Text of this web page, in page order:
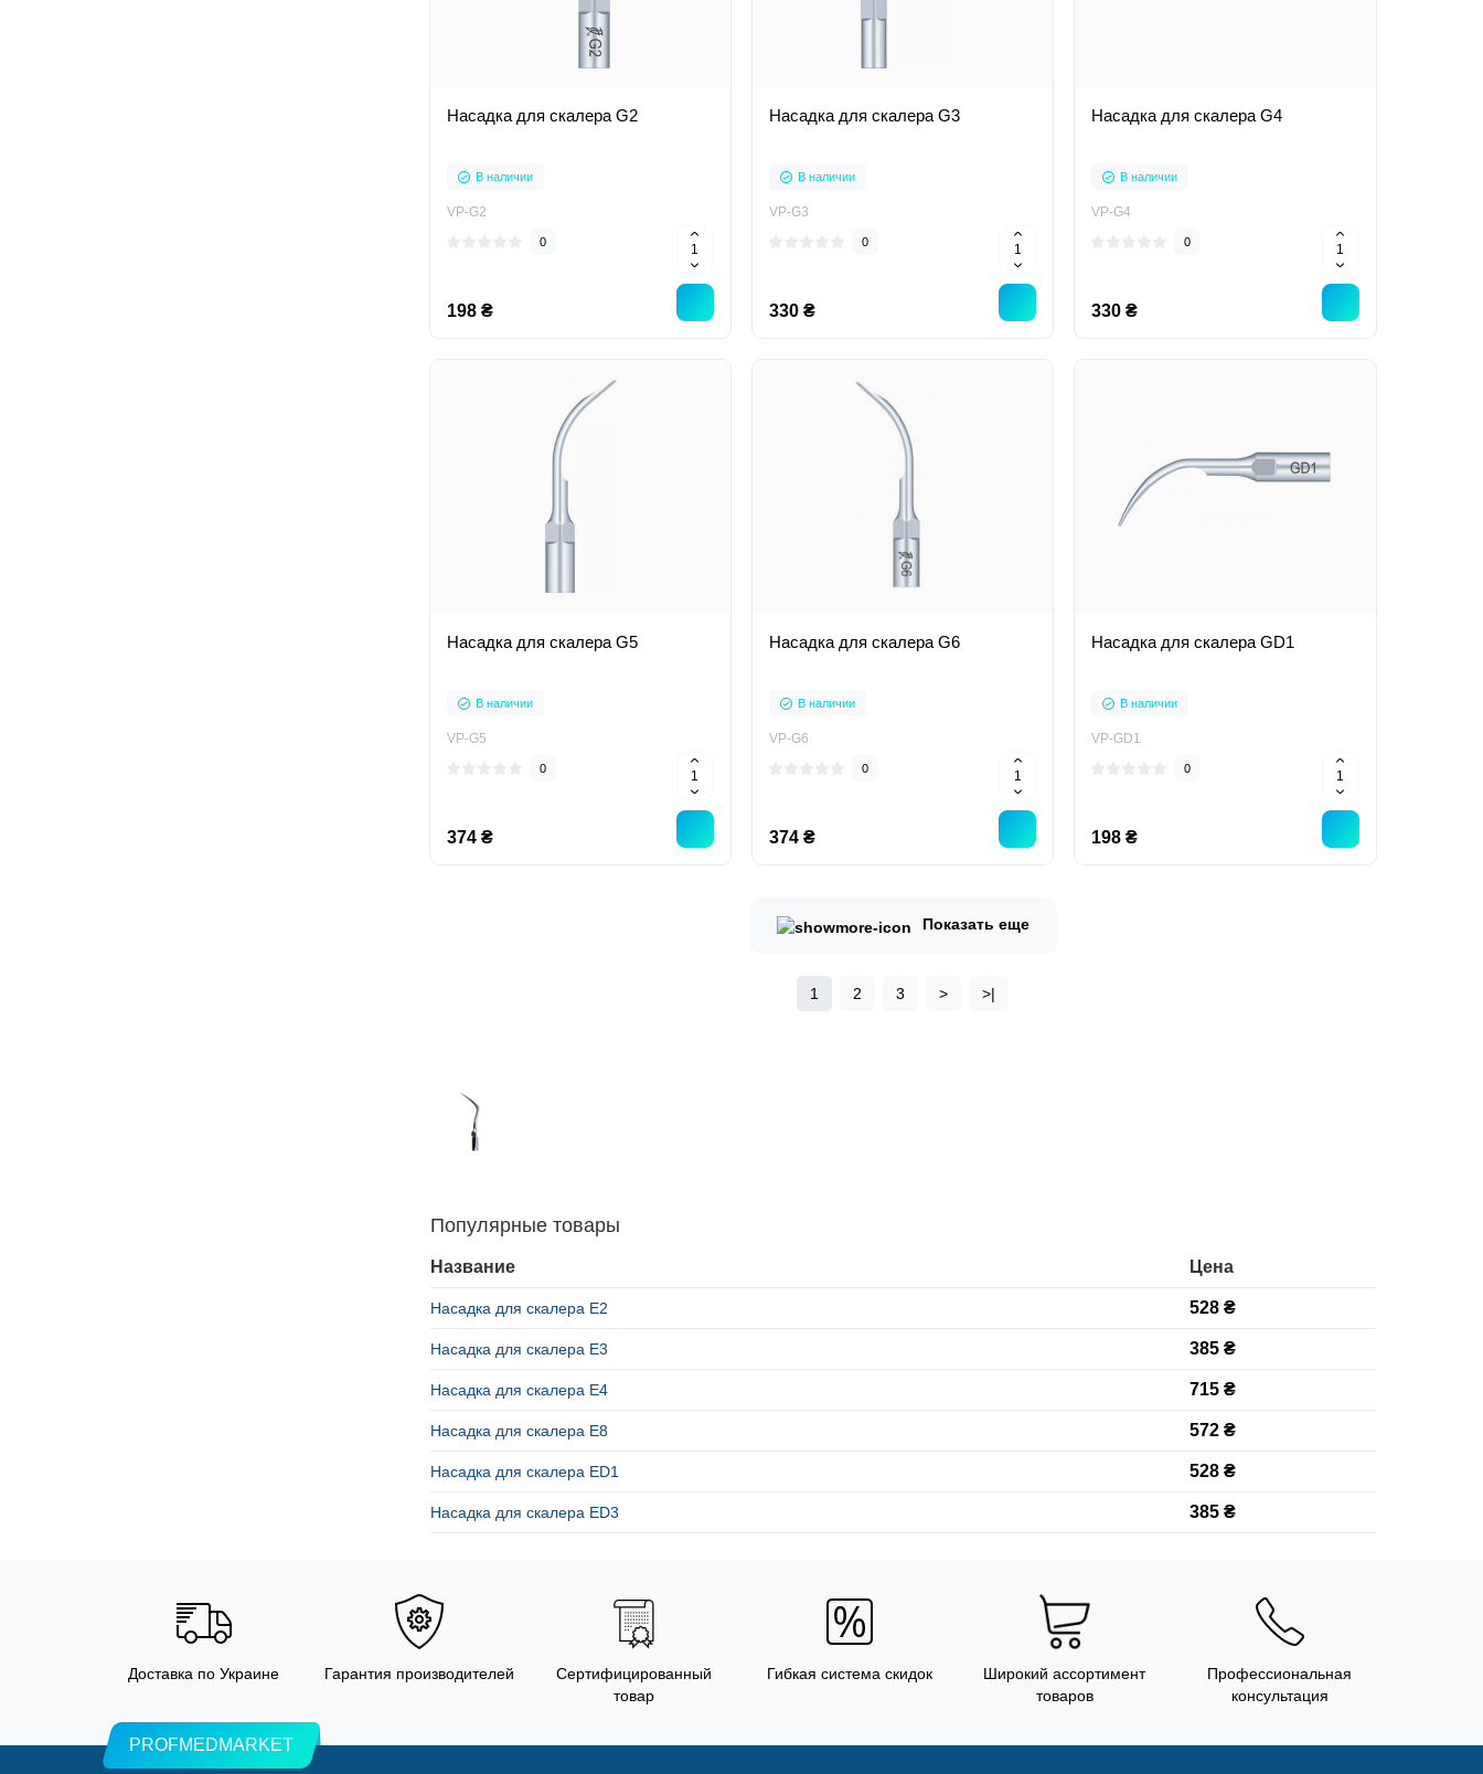
Насадка для скалера G2
В наличии
VP-G2
0
198 ₴
Насадка для скалера G3
В наличии
VP-G3
0
330 ₴
Насадка для скалера G4
В наличии
VP-G4
0
330 ₴
Насадка для скалера G5
В наличии
VP-G5
0
374 ₴
Насадка для скалера G6
В наличии
VP-G6
0
374 ₴
Насадка для скалера GD1
В наличии
VP-GD1
0
198 ₴
Показать еще
1 2 3 > >|
Популярные товары
Название Цена
Насадка для скалера E2 528 ₴
Насадка для скалера E3 385 ₴
Насадка для скалера E4 715 ₴
Насадка для скалера E8 572 ₴
Насадка для скалера ED1 528 ₴
Насадка для скалера ED3 385 ₴
Доставка по Украине Гарантия производителей
Сертифицированный
товар
Гибкая система скидок
Широкий ассортимент
товаров
Профессиональная
консультация
PROFMEDMARKET